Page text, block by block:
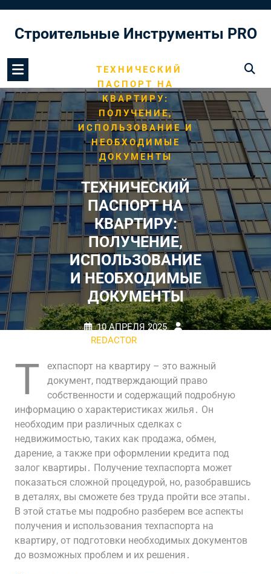
содержимому
Строительные Инструменты PRO
ТЕХНИЧЕСКИЙ
ПАСПОРТ НА
КВАРТИРУ:
ПОЛУЧЕНИЕ,
ИСПОЛЬЗОВАНИЕ И
НЕОБХОДИМЫЕ
ДОКУМЕНТЫ
ТЕХНИЧЕСКИЙ
ПАСПОРТ НА
КВАРТИРУ:
ПОЛУЧЕНИЕ,
ИСПОЛЬЗОВАНИЕ
И НЕОБХОДИМЫЕ
ДОКУМЕНТЫ
10 АПРЕЛЯ 2025
REDACTOR
Т
ехпаспорт на квартиру – это важный
документ, подтверждающий право
собственности и содержащий подробную
информацию о характеристиках жилья․ Он
необходим при различных сделках с
недвижимостью, таких как продажа, обмен,
дарение, а также при оформлении кредита под
залог квартиры․ Получение техпаспорта может
показаться сложной процедурой, но, разобравшись
в деталях, вы сможете без труда пройти все этапы․
В этой статье мы подробно разберем все аспекты
получения и использования техпаспорта на
квартиру, от подготовки необходимых документов
до возможных проблем и их решения․